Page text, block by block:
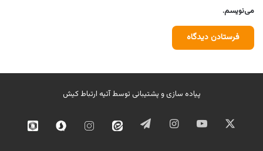
می‌نویسم.
پیاده سازی و پشتیبانی توسطآتیه ارتباط کیش
ایکس یوتیوب اینستاگرامتلگرام ایتا
اینستاگرامسروش